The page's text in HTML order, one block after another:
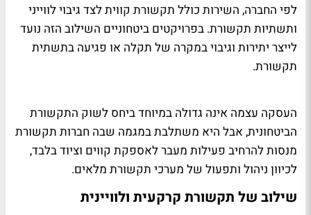
לפי החברה, השירות כולל תקשורת קווית לצד גיבוי לווייני
ותשתיות תקשורת. בפרויקטים ביטחוניים השילוב הזה נועד
לייצר יתירות וגיבוי במקרה של תקלה או פגיעה בתשתית
תקשורת.
העסקה עצמה אינה גדולה במיוחד ביחס לשוק התקשורת
הביטחונית, אבל היא משתלבת במגמה שבה חברות תקשורת
מנסות להרחיב פעילות מעבר לאספקת קווים וציוד בלבד,
לכיוון ניהול ותפעול של מערכי תקשורת מלאים.
שילוב של תקשורת קרקעית ולוויינית